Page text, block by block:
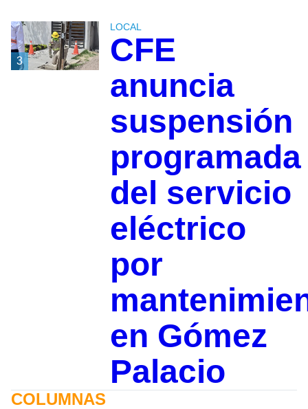
3
LOCAL
CFE
anuncia
suspensión
programada
del servicio
eléctrico
por
en Gómez
Palacio
COLUMNAS